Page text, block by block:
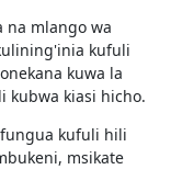
na mlango wa
kufuli
kuwa la
kubwa kiasi hicho.
kufuli hili
msikate